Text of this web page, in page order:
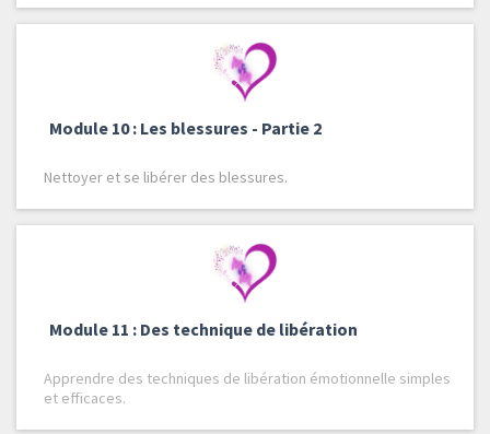
Module 10 : Les blessures - Partie 2
Nettoyer et se libérer des blessures.
Module 11 : Des technique de libération
Apprendre des techniques de libération émotionnelle simples
et efficaces.